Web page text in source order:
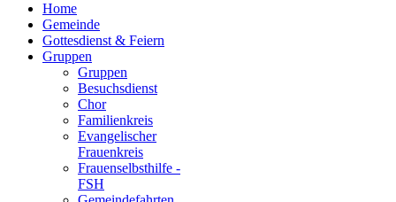
Home
Gemeinde
Gottesdienst & Feiern
Gruppen
Gruppen
Besuchsdienst
Chor
Familienkreis
Evangelischer
Frauenkreis
Frauenselbsthilfe -
FSH